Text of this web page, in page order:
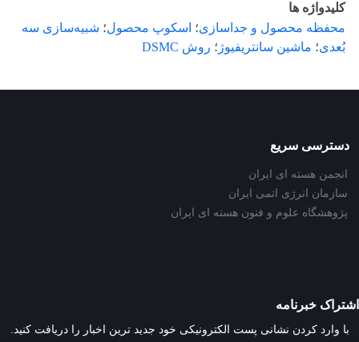
کلیدواژه ها
محفظه محصول و جداسازی؛ اسکوپ محصول؛ شبیه‌سازی سه
بُعدی؛ ماشین سانتریفیوژ ؛ روش DSMC
دسترسی سریع
انجمن هسته ای ایران
سازمان انرژی اتمی ایران
پژوهشگاه علوم و فنون هسته ای ایران
اشتراک خبرنامه
با وارد کردن نشانی پست الکترونیکی خود جدید ترین اخبار را دریافت کنید.